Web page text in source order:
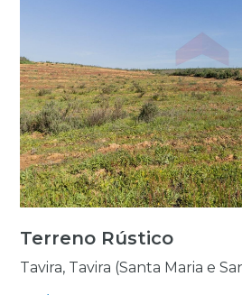
Terreno Rústico
Tavira, Tavira (Santa Maria e